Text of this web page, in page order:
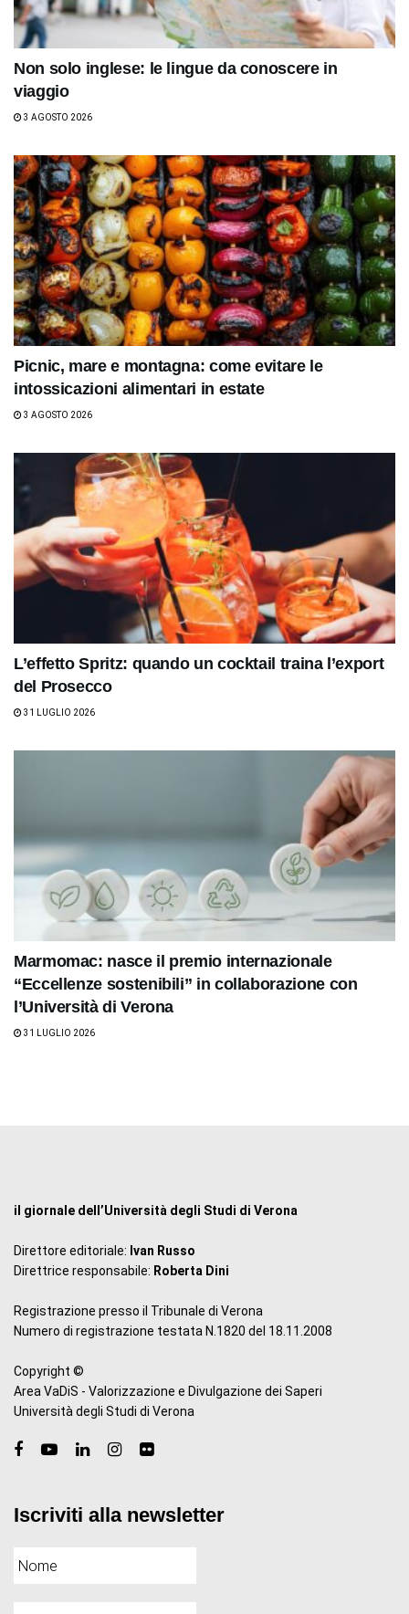
Non solo inglese: le lingue da conoscere in
viaggio
3 AGOSTO 2026
Picnic, mare e montagna: come evitare le
intossicazioni alimentari in estate
3 AGOSTO 2026
L’effetto Spritz: quando un cocktail traina l’export
del Prosecco
31 LUGLIO 2026
Marmomac: nasce il premio internazionale
“Eccellenze sostenibili” in collaborazione con
l’Università di Verona
31 LUGLIO 2026
il giornale dell’Università degli Studi di Verona
Direttore editoriale: Ivan Russo
Direttrice responsabile: Roberta Dini
Registrazione presso il Tribunale di Verona
Numero di registrazione testata N.1820 del 18.11.2008
Copyright ©
Area VaDiS - Valorizzazione e Divulgazione dei Saperi
Università degli Studi di Verona
Iscriviti alla newsletter